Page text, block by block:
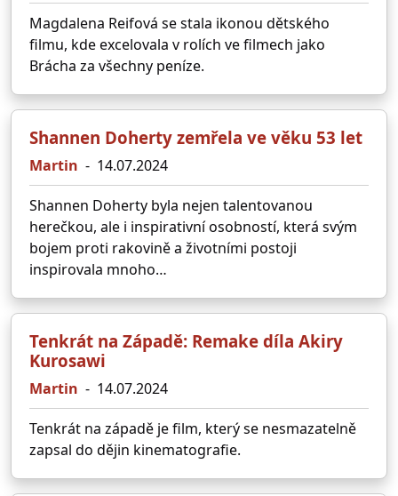
Magdalena Reifová se stala ikonou dětského
filmu, kde excelovala v rolích ve filmech jako
Brácha za všechny peníze.
Shannen Doherty zemřela ve věku 53 let
Martin - 14.07.2024
Shannen Doherty byla nejen talentovanou
herečkou, ale i inspirativní osobností, která svým
bojem proti rakovině a životními postoji
inspirovala mnoho…
Tenkrát na Západě: Remake díla Akiry
Kurosawi
Martin - 14.07.2024
Tenkrát na západě je film, který se nesmazatelně
zapsal do dějin kinematografie.